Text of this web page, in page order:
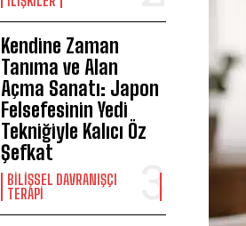
Kendine Zaman
Tanıma ve Alan
Açma Sanatı: Japon
Felsefesinin Yedi
Tekniğiyle Kalıcı Öz
Şefkat
BILIŞSEL DAVRANIŞÇI
TERAPI